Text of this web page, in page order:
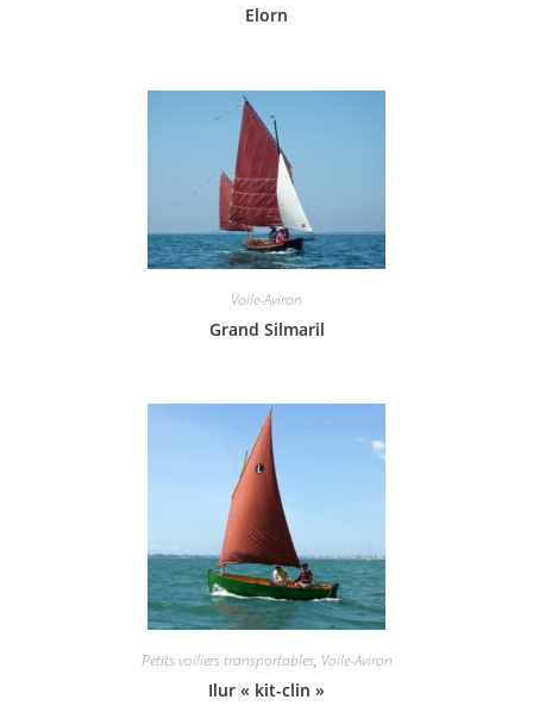
Elorn
Voile-Aviron
Grand Silmaril
Petits voiliers transportables, Voile-Aviron
Ilur « kit-clin »